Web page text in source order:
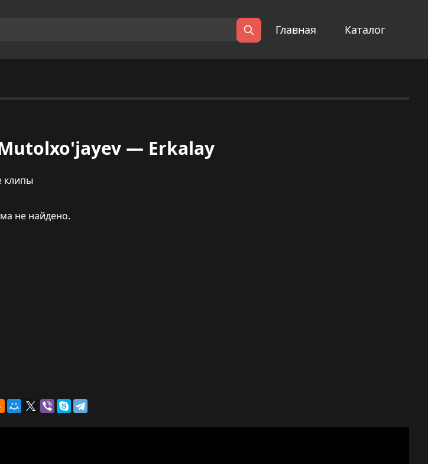
Поиск
Главная Каталог
— Erkalay
клипы
не найдено.